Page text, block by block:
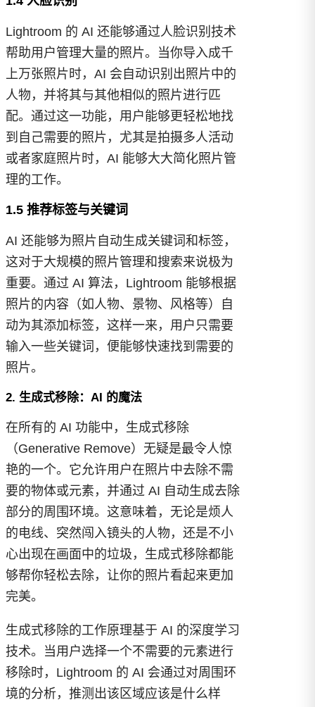
Lightroom 的 AI 还能够通过人脸识别技术
帮助用户管理大量的照片。当你导入成千
上万张照片时，AI 会自动识别出照片中的
人物，并将其与其他相似的照片进行匹
配。通过这一功能，用户能够更轻松地找
到自己需要的照片，尤其是拍摄多人活动
或者家庭照片时，AI 能够大大简化照片管
理的工作。
1.5 推荐标签与关键词
AI 还能够为照片自动生成关键词和标签，
这对于大规模的照片管理和搜索来说极为
重要。通过 AI 算法，Lightroom 能够根据
照片的内容（如人物、景物、风格等）自
动为其添加标签，这样一来，用户只需要
输入一些关键词，便能够快速找到需要的
照片。
2. 生成式移除：AI 的魔法
在所有的 AI 功能中，生成式移除
（Generative Remove）无疑是最令人惊
艳的一个。它允许用户在照片中去除不需
要的物体或元素，并通过 AI 自动生成去除
部分的周围环境。这意味着，无论是烦人
的电线、突然闯入镜头的人物，还是不小
心出现在画面中的垃圾，生成式移除都能
够帮你轻松去除，让你的照片看起来更加
完美。
生成式移除的工作原理基于 AI 的深度学习
技术。当用户选择一个不需要的元素进行
移除时，Lightroom 的 AI 会通过对周围环
境的分析，推测出该区域应该是什么样